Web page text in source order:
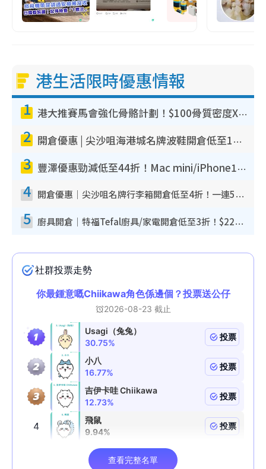
港生活限時優惠情報
1 港大推賽馬會強化骨骼計劃！$100骨質密度X光檢查 完成免費運動訓練送超市禮券！附參加資格
2 開倉優惠 | 尖沙咀海港城名牌波鞋開倉低至1折！On鞋$899起／Joy&Peace鞋履$98起
3 豐澤優惠勁減低至44折！Mac mini/iPhone17Pro大減價！廚房家電$220起
4 開倉優惠｜尖沙咀名牌行李箱開倉低至4折！一連5日 American Tourister/ace./Hallmark $200起！
5 廚具開倉｜特福Tefal廚具/家電開倉低至3折！$220起買平底鍋/炒鑊/湯煲！電飯煲/吸塵機/燙斗$418起